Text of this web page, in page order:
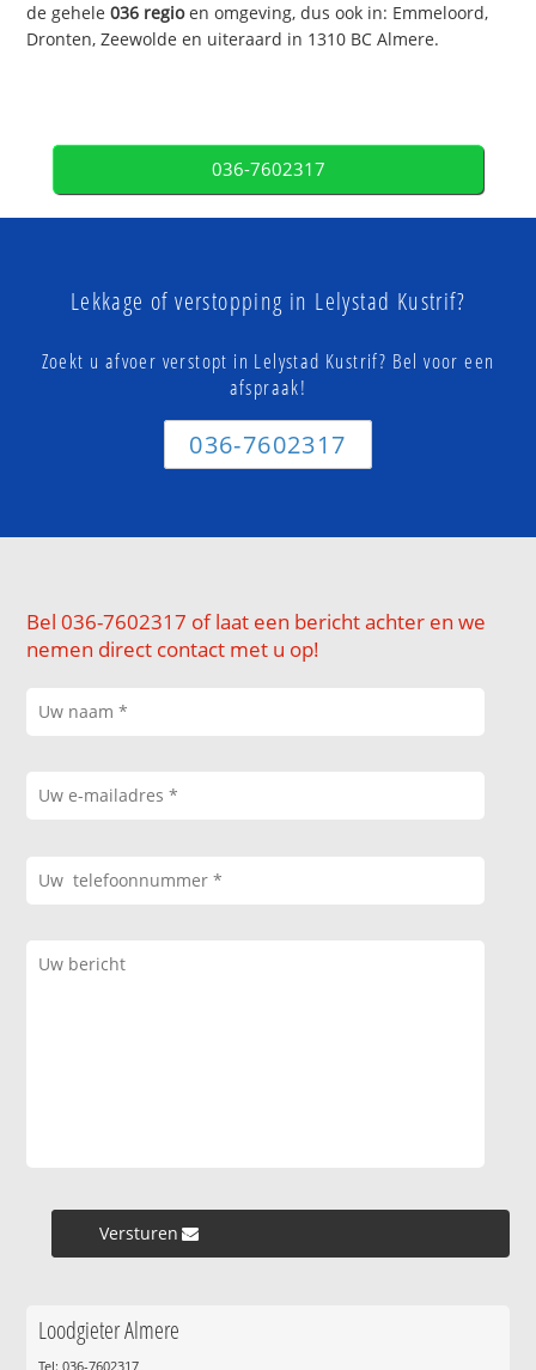
de gehele036 regioen omgeving, dus ook in: Emmeloord,
Dronten, Zeewolde en uiteraard in 1310 BC Almere.
036-7602317
Lekkage of verstopping in Lelystad Kustrif?
Zoekt u afvoer verstopt in Lelystad Kustrif? Bel voor een
afspraak!
036-7602317
Bel 036-7602317 of laat een bericht achter en we
nemen direct contact met u op!
Versturen »
Loodgieter Almere
Tel: 036-7602317